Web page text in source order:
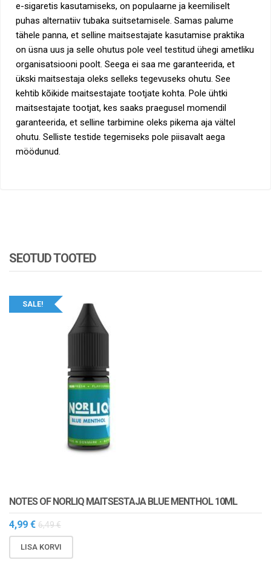
e-sigaretis kasutamiseks, on populaarne ja keemiliselt
puhas alternatiiv tubaka suitsetamisele. Samas palume
tähele panna, et selline maitsestajate kasutamise praktika
on üsna uus ja selle ohutus pole veel testitud ühegi ametliku
organisatsiooni poolt. Seega ei saa me garanteerida, et
ükski maitsestaja oleks selleks tegevuseks ohutu. See
kehtib kõikide maitsestajate tootjate kohta. Pole ühtki
maitsestajate tootjat, kes saaks praegusel momendil
garanteerida, et selline tarbimine oleks pikema aja vältel
ohutu. Selliste testide tegemiseks pole piisavalt aega
möödunud.
SEOTUD TOOTED
SALE!
NOTES OF NORLIQ MAITSESTAJA BLUE MENTHOL 10ML
4,99 € 6,49€
LISA KORVI